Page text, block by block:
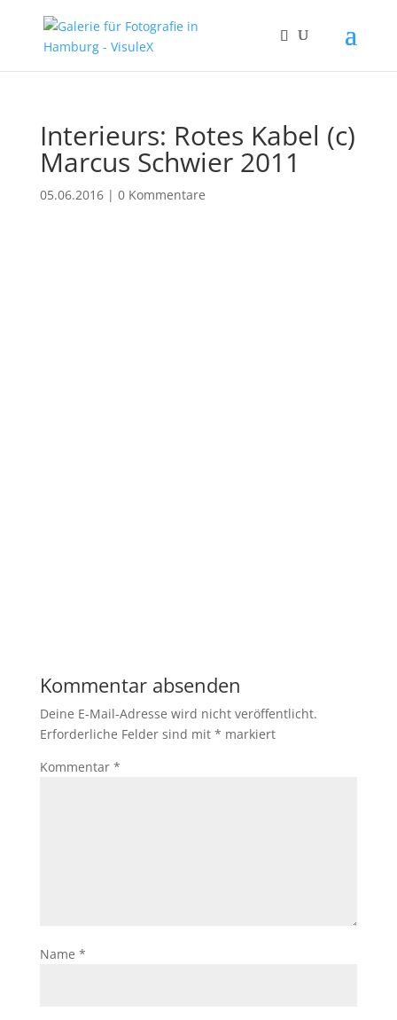
Interieurs: Rotes Kabel (c)
Marcus Schwier 2011
05.06.2016| 0 Kommentare
Kommentar absenden
Deine E-Mail-Adresse wird nicht veröffentlicht.
Erforderliche Felder sind mit * markiert
Kommentar *
Name *